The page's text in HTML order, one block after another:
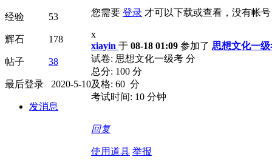
经验 53
辉石 178
帖子 38
最后登录 2020-5-10
发消息
您需要 登录 才可以下载或查看，没有帐
x
xiayin 于 08-18 01:09 参加了 思想文化一
试卷: 思想文化一级考 分
总分: 100 分
及格: 60 分
考试时间: 10 分钟
回复
使用道具 举报